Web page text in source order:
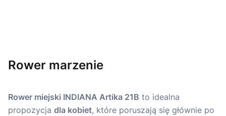
Rower marzenie
Rower miejski INDIANA Artika 21B to idealna
propozycja dla kobiet, które poruszają się głównie po